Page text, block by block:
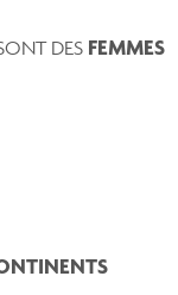
DES FEMMES